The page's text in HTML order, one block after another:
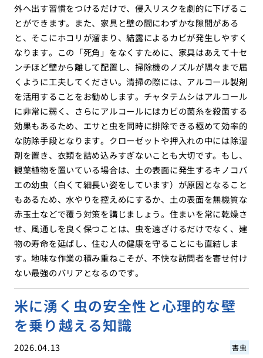
外へ出す習慣をつけるだけで、侵入リスクを劇的に下げるこ
とができます。また、家具と壁の間にわずかな隙間がある
と、そこにホコリが溜まり、結露によるカビが発生しやすく
なります。この「死角」をなくすために、家具はあえて十セ
ンチほど壁から離して配置し、掃除機のノズルが隅々まで届
くように工夫してください。清掃の際には、アルコール製剤
を活用することをお勧めします。チャタテムシはアルコール
に非常に弱く、さらにアルコールにはカビの菌糸を殺菌する
効果もあるため、エサと虫を同時に排除できる極めて効率的
な防除手段となります。クローゼットや押入れの中には除湿
剤を置き、衣類を詰め込みすぎないことも大切です。もし、
観葉植物を置いている場合は、土の表面に発生するキノコバ
エの幼虫（白くて細長い姿をしています）が原因となること
もあるため、水やりを控えめにするか、土の表面を無機質な
赤玉土などで覆う対策を講じましょう。住まいを常に乾燥さ
せ、風通しを良く保つことは、虫を遠ざけるだけでなく、建
物の寿命を延ばし、住む人の健康を守ることにも直結しま
す。地味な作業の積み重ねこそが、不快な訪問者を寄せ付け
ない最強のバリアとなるのです。
米に湧く虫の安全性と心理的な壁
を乗り越える知識
2026.04.13 害虫